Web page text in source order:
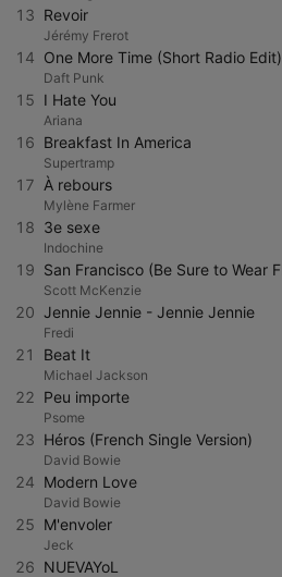
13 Revoir
Jérémy Frerot
14 One More Time (Short Radio Edit)
Daft Punk
15 I Hate You
Ariana
16 Breakfast In America
Supertramp
17 À rebours
Mylène Farmer
18 3e sexe
Indochine
19
Scott McKenzie
20 Jennie Jennie - Jennie Jennie
Fredi
21 Beat It
Michael Jackson
22 Peu importe
Psome
23 Héros (French Single Version)
David Bowie
24 Modern Love
David Bowie
25 M'envoler
Jeck
26 NUEVAYoL